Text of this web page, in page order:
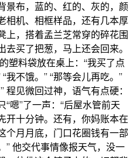
景布，蓝的、红的、灰的，颜
相机、相框样品，还有几本厚
上，搭着孟兰芝常穿的碎花围
买了把葱，马上还会回来。
塑料袋放在桌上：“我买了点
我不饿。” “那等会儿再吃。”
程见微回过神，语气有点硬：
“嗯”了一声：“后屋水管前天
开十分钟。还有，你妈账本在
个月月底，门口花圈钱有一部
” 他交代事情像报天气，没一